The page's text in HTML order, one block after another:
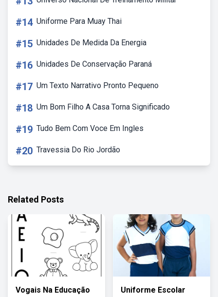
#14 Uniforme Para Muay Thai
#15 Unidades De Medida Da Energia
#16 Unidades De Conservação Paraná
#17 Um Texto Narrativo Pronto Pequeno
#18 Um Bom Filho A Casa Torna Significado
#19 Tudo Bem Com Voce Em Ingles
#20 Travessia Do Rio Jordão
Related Posts
Vogais Na Educação Uniforme Escolar